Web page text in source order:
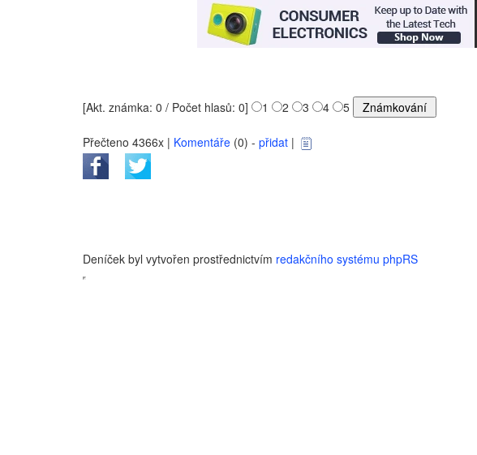
[Akt. známka: 0 / Počet hlasů: 0] 1 2 3 4 5
Přečteno 4366x | Komentáře (0) - přidat |
Deníček byl vytvořen prostřednictvím redakčního systému phpRS